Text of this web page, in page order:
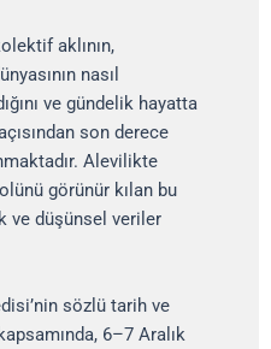
aklının,
nasıl
ve gündelik hayatta
son derece
Alevilikte
görünür kılan bu
ve düşünsel veriler
sözlü tarih ve
6–7 Aralık